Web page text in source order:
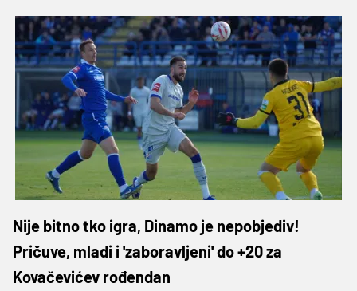
Nije bitno tko igra, Dinamo je nepobjediv!
Pričuve, mladi i 'zaboravljeni' do +20 za
Kovačevićev rođendan